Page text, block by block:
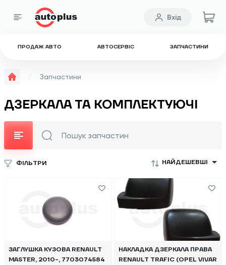
ПРОДАЖ АВТО АВТОСЕРВІС ЗАПЧАСТИНИ
Вхід
Запчастини
ДЗЕРКАЛА ТА КОМПЛЕКТУЮЧІ
ФІЛЬТРИ НАЙДЕШЕВШІ
ЗАГЛУШКА КУЗОВА RENAULT
MASTER, 2010-, 7703074584
НАКЛАДКА ДЗЕРКАЛА ПРАВА
RENAULT TRAFIC (OPEL VIVAR